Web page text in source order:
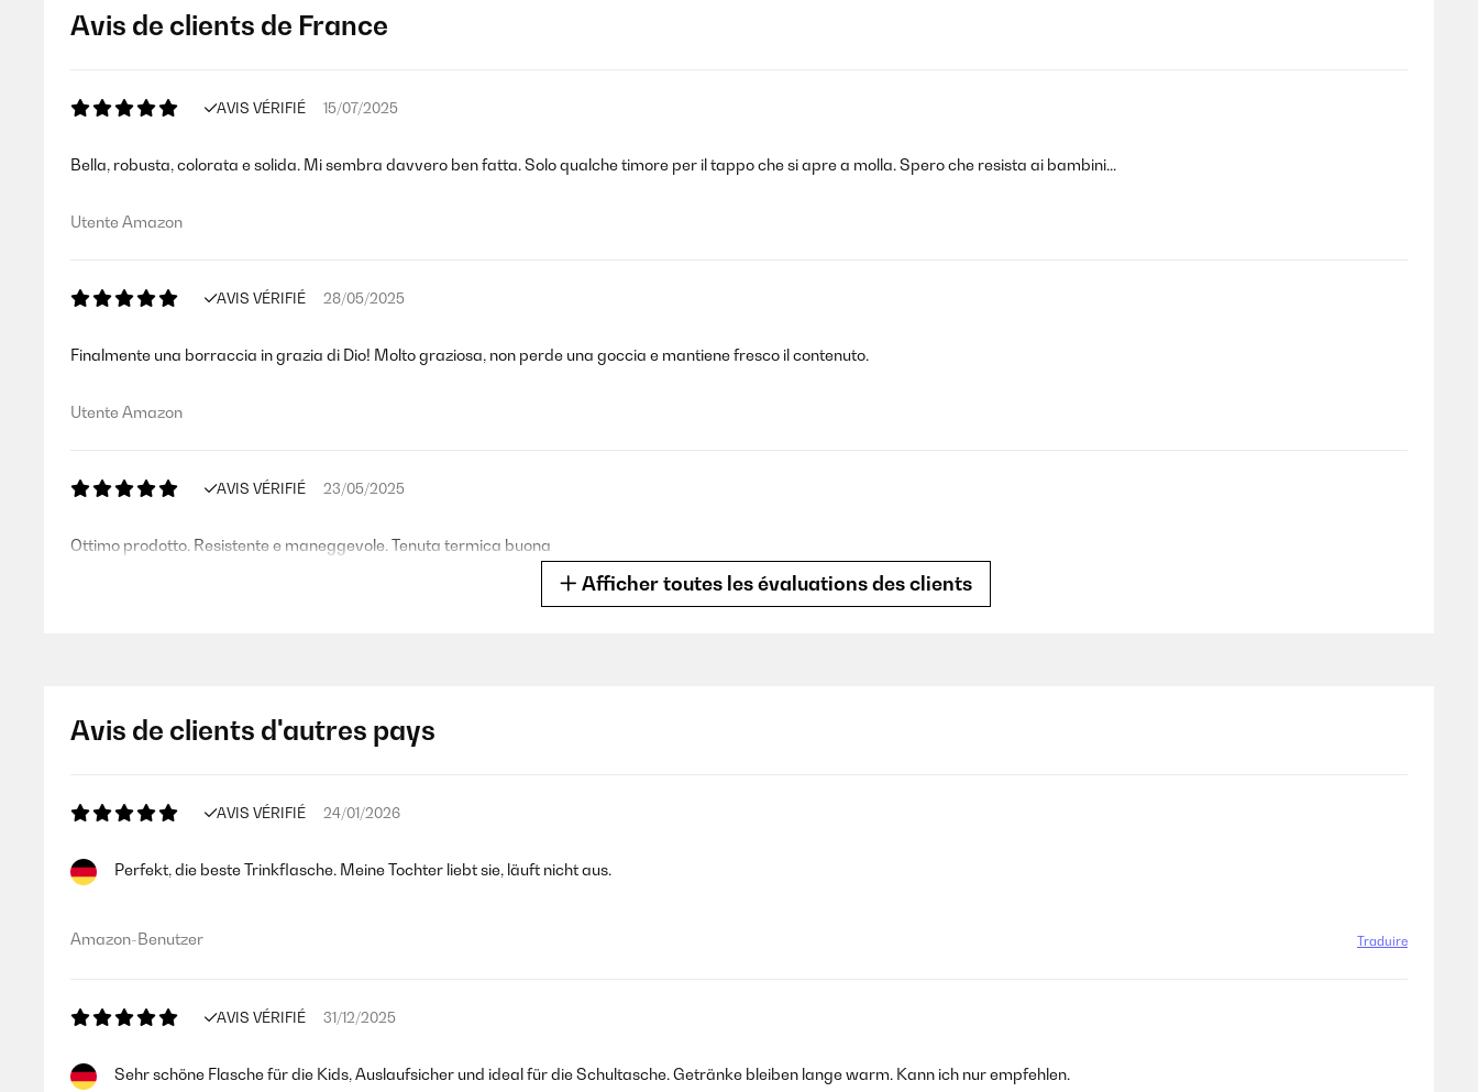
Avis de clients de France
AVIS VÉRIFIÉ 15/07/2025
Bella, robusta, colorata e solida. Mi sembra davvero ben fatta. Solo qualche timore per il tappo che si apre a molla. Spero che resista ai bambini...
Utente Amazon
AVIS VÉRIFIÉ 28/05/2025
Finalmente una borraccia in grazia di Dio! Molto graziosa, non perde una goccia e mantiene fresco il contenuto.
Utente Amazon
AVIS VÉRIFIÉ 23/05/2025
Ottimo prodotto. Resistente e maneggevole. Tenuta termica buona
La bottiglia tiene le bevande alla stessa temperatura per molte ore.Non perde quando chiusa perchè anche il foro di sfiato ha il suo tappino blocca perdite.Unica nota negativa è che non
Utente Amazon
Afficher toutes les évaluations des clients
Avis de clients d'autres pays
AVIS VÉRIFIÉ 24/01/2026
Perfekt, die beste Trinkflasche. Meine Tochter liebt sie, läuft nicht aus.
Amazon-Benutzer Traduire
AVIS VÉRIFIÉ 31/12/2025
Sehr schöne Flasche für die Kids, Auslaufsicher und ideal für die Schultasche. Getränke bleiben lange warm. Kann ich nur empfehlen.